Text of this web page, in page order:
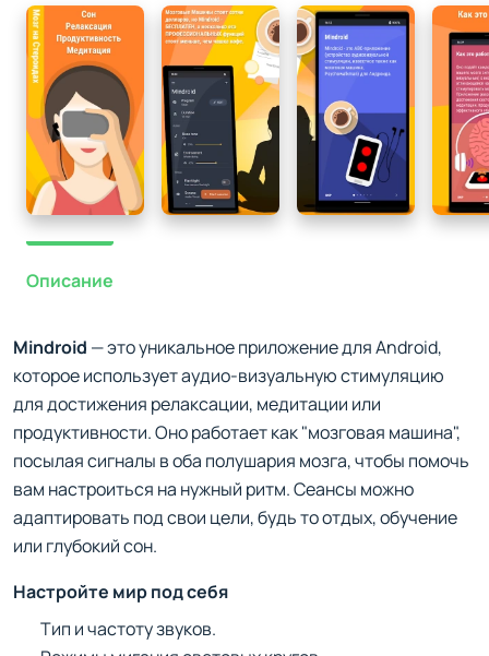
Описание
Mindroid — это уникальное приложение для Android,
которое использует аудио-визуальную стимуляцию
для достижения релаксации, медитации или
продуктивности. Оно работает как "мозговая машина",
посылая сигналы в оба полушария мозга, чтобы помочь
вам настроиться на нужный ритм. Сеансы можно
адаптировать под свои цели, будь то отдых, обучение
или глубокий сон.
Настройте мир под себя
Тип и частоту звуков.